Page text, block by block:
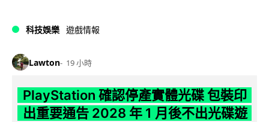
科技娛樂 遊戲情報
Lawton 19 小時
PlayStation 確認停產實體光碟 包裝印
出重要通告 2028 年 1 月後不出光碟遊